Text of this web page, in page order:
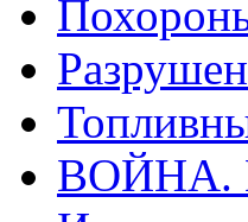
ВОЙНА.